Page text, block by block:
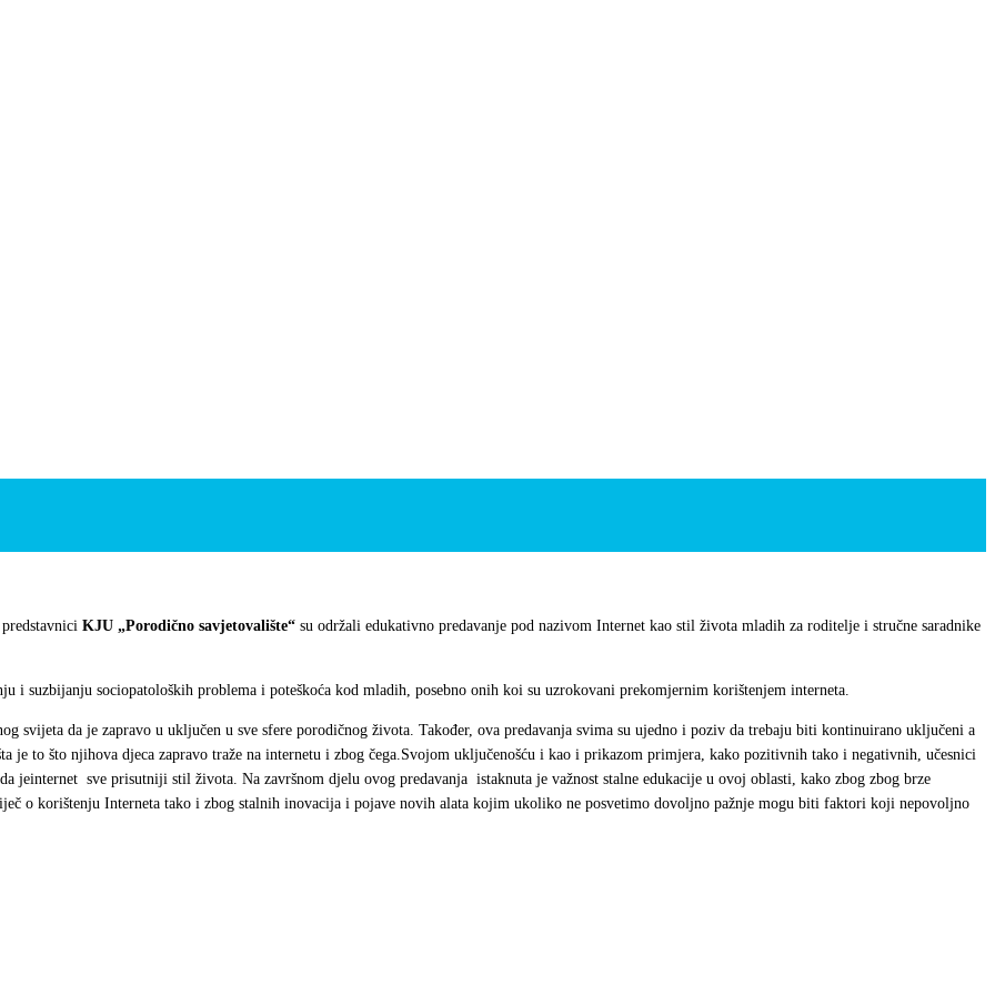
KJU „Porodično savjetovalište“ su održali edukativno predavanje pod nazivom Internet kao stil života mladih za roditelje i stručne saradnike
i suzbijanju sociopatoloških problema i poteškoća kod mladih, posebno onih koi su uzrokovani prekomjernim korištenjem interneta.
svijeta da je zapravo u uključen u sve sfere porodičnog života. Također, ova predavanja svima su ujedno i poziv da trebaju biti kontinuirano uključeni a
je to što njihova djeca zapravo traže na internetu i zbog čega.Svojom uključenošću i kao i prikazom primjera, kako pozitivnih tako i negativnih, učesnici
jeinternet sve prisutniji stil života. Na završnom djelu ovog predavanja istaknuta je važnost stalne edukacije u ovoj oblasti, kako zbog zbog brze
o korištenju Interneta tako i zbog stalnih inovacija i pojave novih alata kojim ukoliko ne posvetimo dovoljno pažnje mogu biti faktori koji nepovoljno